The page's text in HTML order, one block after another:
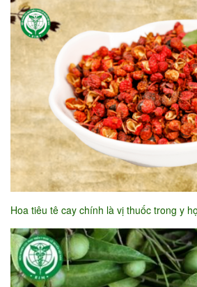
Hoa tiêu tê cay chính là vị thuốc trong y